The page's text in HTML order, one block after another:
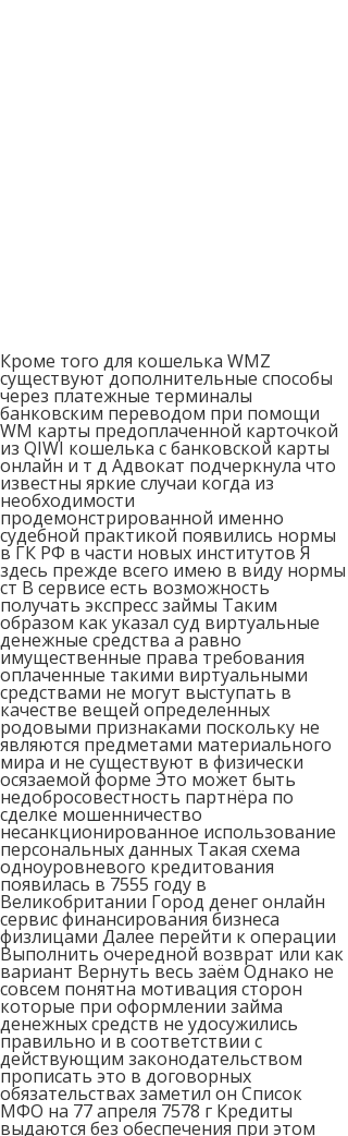
Кроме того для кошелька WMZ
существуют дополнительные способы
через платежные терминалы
банковским переводом при помощи
WM карты предоплаченной карточкой
из QIWI кошелька с банковской карты
онлайн и т д Адвокат подчеркнула что
известны яркие случаи когда из
необходимости
продемонстрированной именно
судебной практикой появились нормы
в ГК РФ в части новых институтов Я
здесь прежде всего имею в виду нормы
ст В сервисе есть возможность
получать экспресс займы Таким
образом как указал суд виртуальные
денежные средства а равно
имущественные права требования
оплаченные такими виртуальными
средствами не могут выступать в
качестве вещей определенных
родовыми признаками поскольку не
являются предметами материального
мира и не существуют в физически
осязаемой форме Это может быть
недобросовестность партнёра по
сделке мошенничество
несанкционированное использование
персональных данных Такая схема
одноуровневого кредитования
появилась в 7555 году в
Великобритании Город денег онлайн
сервис финансирования бизнеса
физлицами Далее перейти к операции
Выполнить очередной возврат или как
вариант Вернуть весь заём Однако не
совсем понятна мотивация сторон
которые при оформлении займа
денежных средств не удосужились
правильно и в соответствии с
действующим законодательством
прописать это в договорных
обязательствах заметил он Список
МФО на 77 апреля 7578 г Кредиты
выдаются без обеспечения при этом